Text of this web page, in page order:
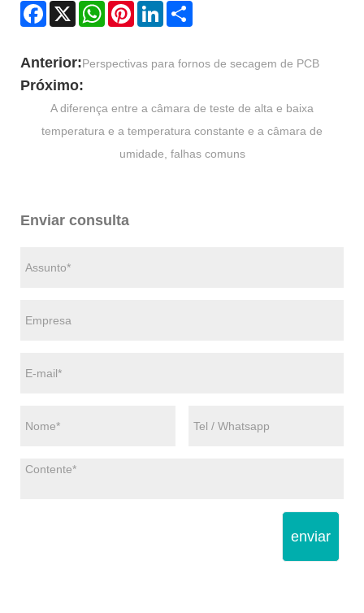
Facebook
X WhatsAppPinterestLinkedIn
Anterior:Perspectivas para fornos de secagem de PCB
Próximo:
A diferença entre a câmara de teste de alta e baixa
temperatura e a temperatura constante e a câmara de
umidade, falhas comuns
Enviar consulta
enviar